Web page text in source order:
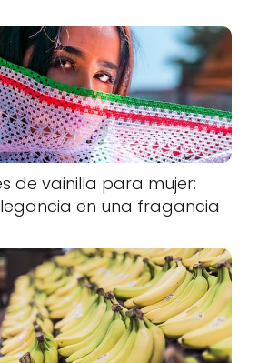
de vainilla para mujer:
en una fragancia